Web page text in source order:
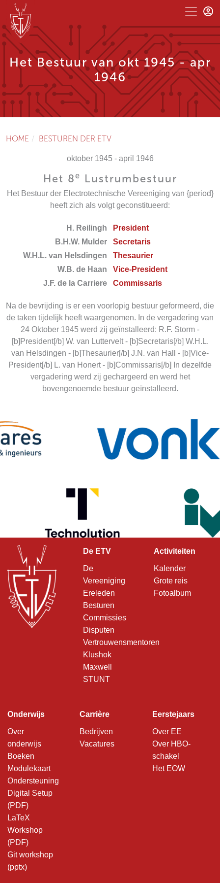
Het Bestuur van okt 1945 - apr
1946
HOME BESTUREN DER ETV
oktober 1945 - april 1946
Het 8e Lustrumbestuur
Het Bestuur der Electrotechnische Vereeniging van {period}
heeft zich als volgt geconstitueerd:
H. Reilingh
President
B.H.W. Mulder
Secretaris
W.H.L. van Helsdingen
Thesaurier
W.B. de Haan
Vice-President
J.F. de la Carriere
Commissaris
Na de bevrijding is er een voorlopig bestuur geformeerd, die
de taken tijdelijk heeft waargenomen. In de vergadering van
24 Oktober 1945 werd zij geïnstalleerd: R.F. Storm -
[b]President[/b] W. van Luttervelt - [b]Secretaris[/b] W.H.L.
van Helsdingen - [b]Thesaurier[/b] J.N. van Hall - [b]Vice-
President[/b] L. van Honert - [b]Commissaris[/b] In dezelfde
vergadering werd zij gechargeerd en werd het
bovengenoemde bestuur geïnstalleerd.
De ETV
De
Vereeniging
Ereleden
Besturen
Commissies
Disputen
Vertrouwensmentoren
Klushok
Maxwell
STUNT
Activiteiten
Kalender
Grote reis
Fotoalbum
Onderwijs
Over
onderwijs
Boeken
Modulekaart
Ondersteuning
Digital Setup
(PDF)
LaTeX
Workshop
(PDF)
Git workshop
(pptx)
Carrière
Bedrijven
Vacatures
Eerstejaars
Over EE
Over HBO-
schakel
Het EOW